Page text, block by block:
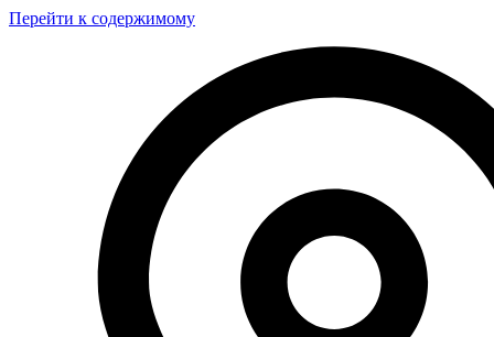
Перейти к содержимому